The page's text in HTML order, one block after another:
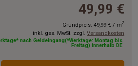
49,99 €
Grundpreis: 49,99 € / m2
inkl. ges. MwSt. zzgl. Versandkosten
nach Geldeingang(*Werktage: Montag bis
Freitag) innerhalb DE